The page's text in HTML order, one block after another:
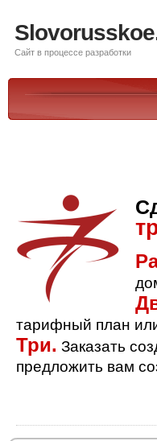
Сайт в процессе разработки
тарифный план
Три. Заказать
предложить вам